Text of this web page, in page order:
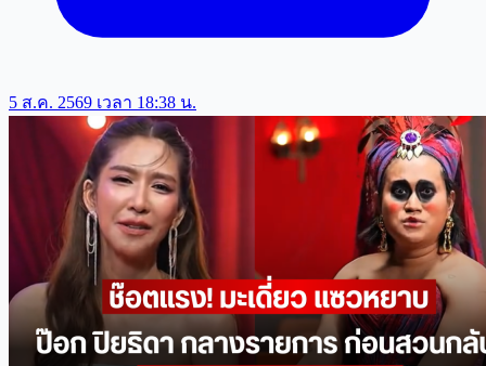
5 ส.ค. 2569 เวลา 18:38 น.